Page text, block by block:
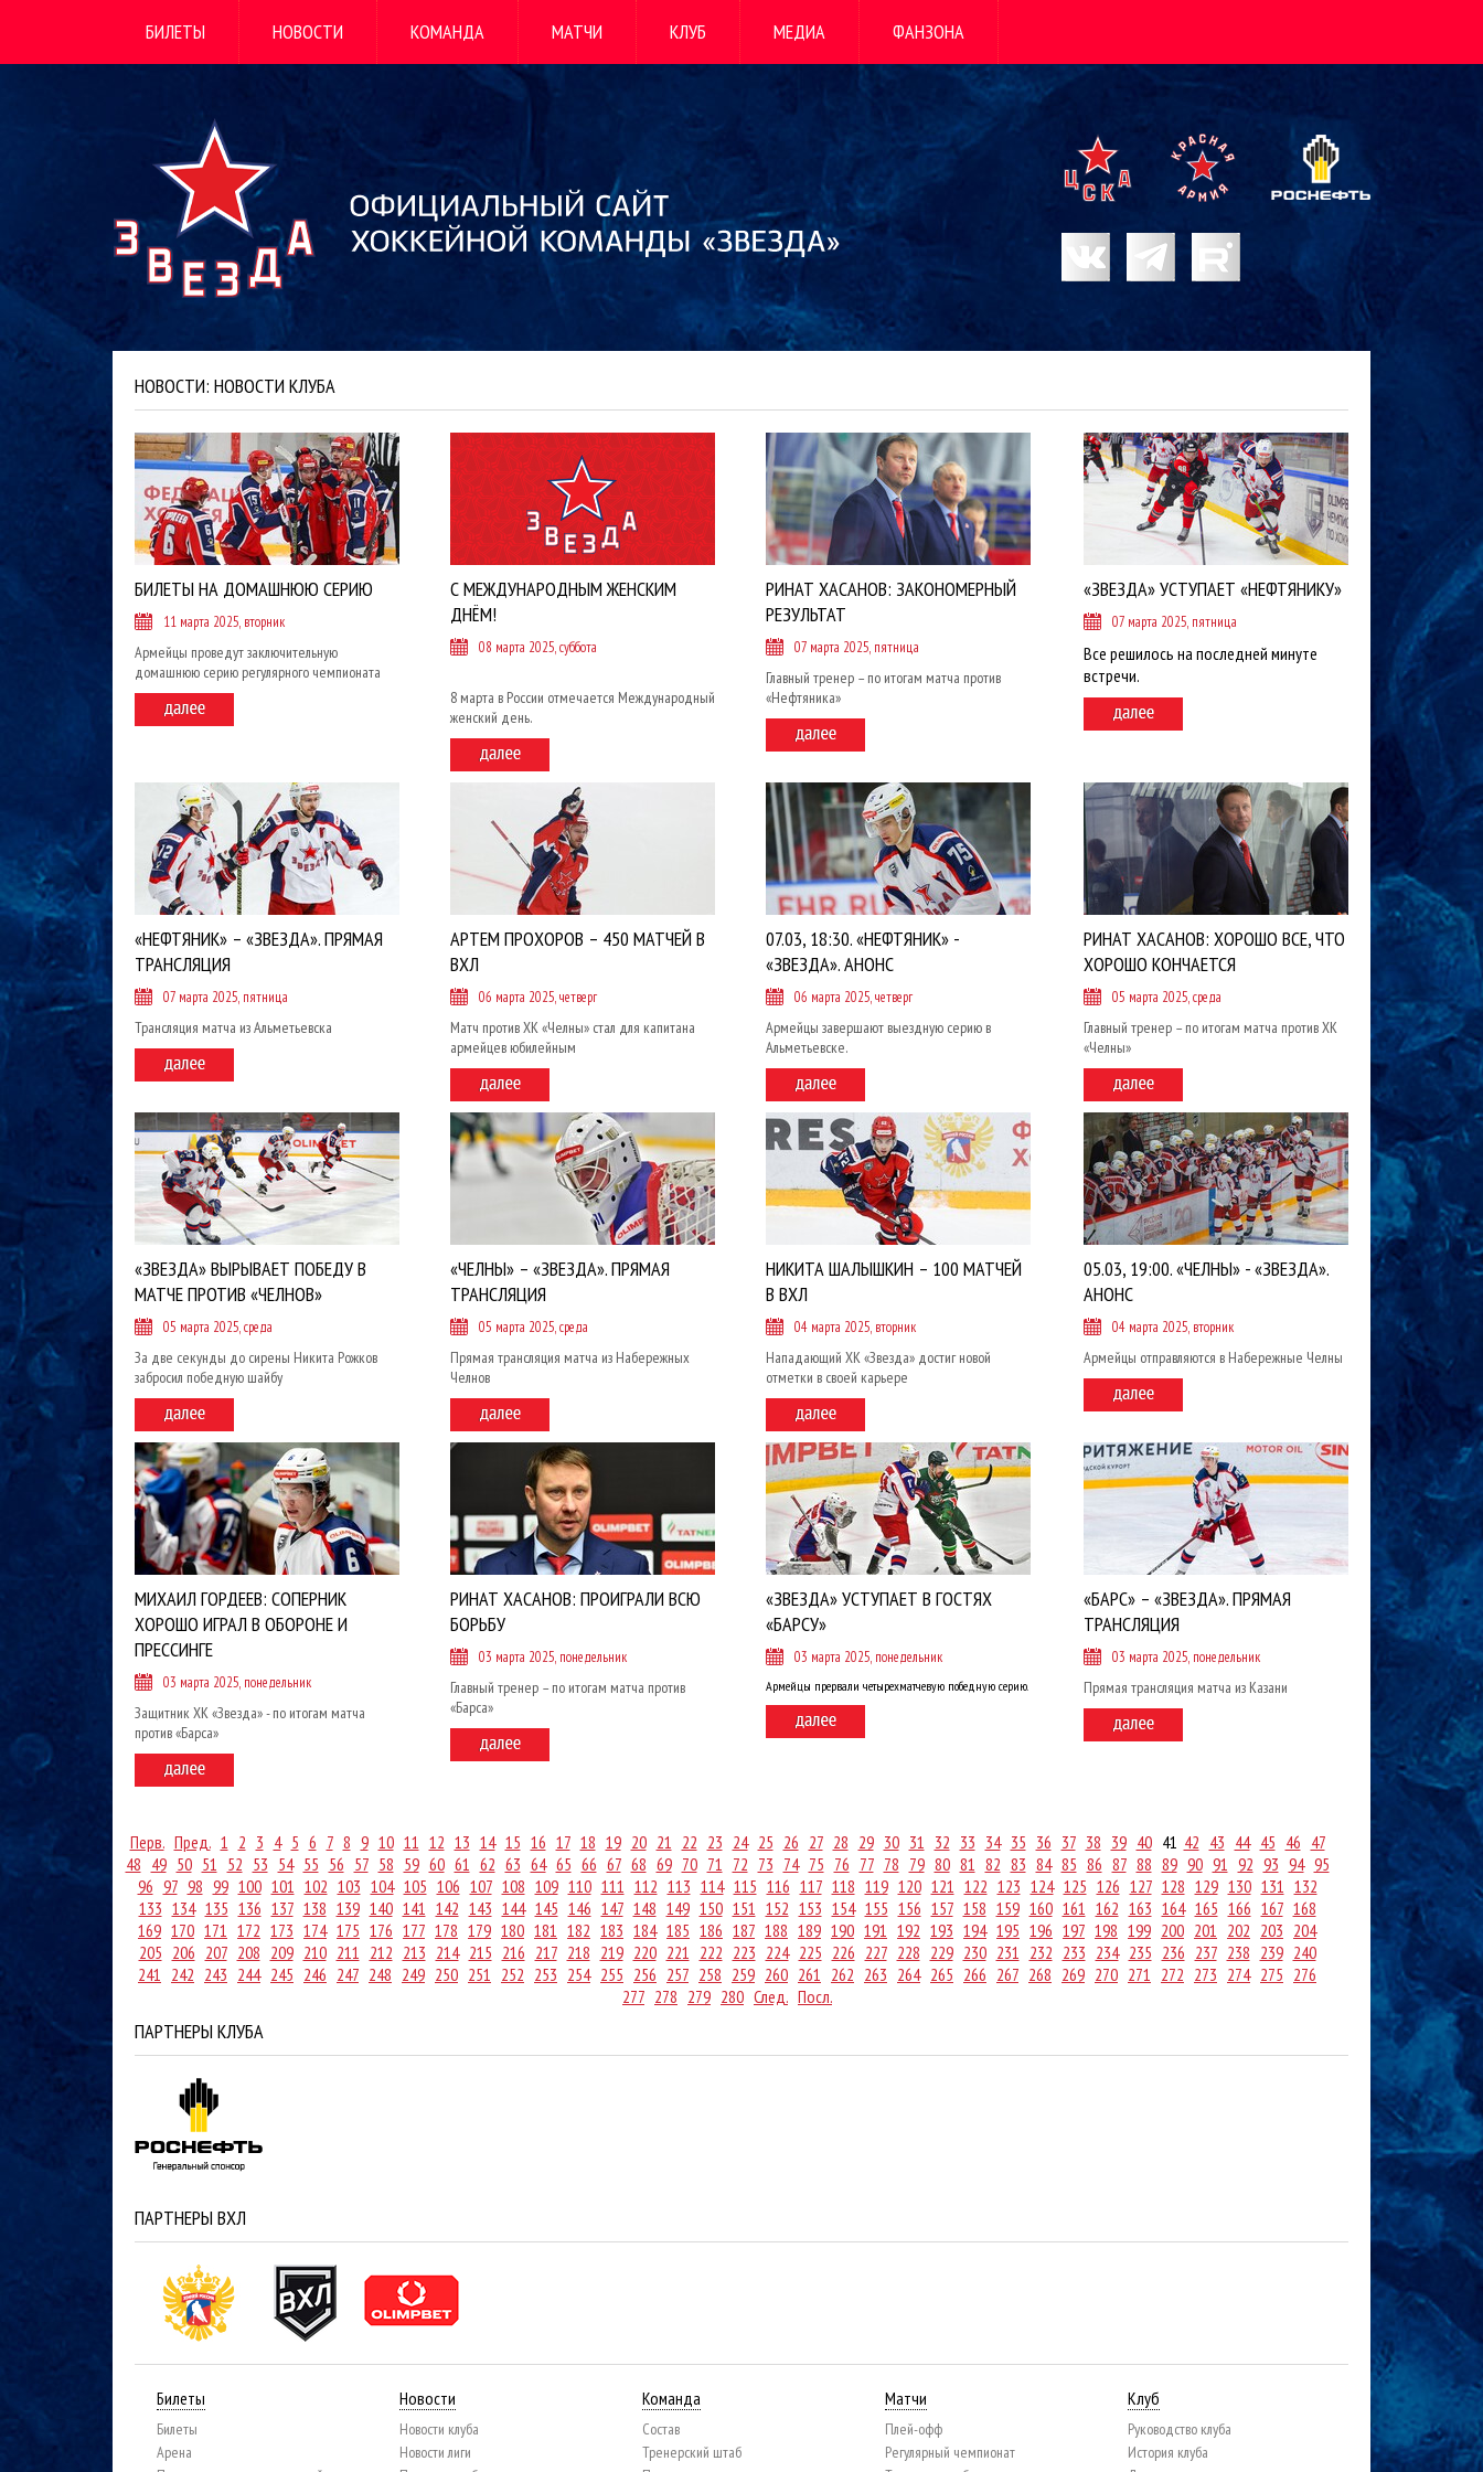
БИЛЕТЫ НОВОСТИ КОМАНДА МАТЧИ КЛУБ МЕДИА ФАНЗОНА
НОВОСТИ: НОВОСТИ КЛУБА
БИЛЕТЫ НА ДОМАШНЮЮ СЕРИЮ
11 марта 2025, вторник
Армейцы проведут заключительную
домашнюю серию регулярного чемпионата
С МЕЖДУНАРОДНЫМ ЖЕНСКИМ
ДНЁМ!
08 марта 2025, суббота
8 марта в России отмечается Международный
женский день.
РИНАТ ХАСАНОВ: ЗАКОНОМЕРНЫЙ
РЕЗУЛЬТАТ
07 марта 2025, пятница
Главный тренер – по итогам матча против
«Нефтяника»
«ЗВЕЗДА» УСТУПАЕТ «НЕФТЯНИКУ»
07 марта 2025, пятница
Все решилось на последней минуте
встречи.
«НЕФТЯНИК» – «ЗВЕЗДА». ПРЯМАЯ
ТРАНСЛЯЦИЯ
07 марта 2025, пятница
Трансляция матча из Альметьевска
АРТЕМ ПРОХОРОВ – 450 МАТЧЕЙ В
ВХЛ
06 марта 2025, четверг
Матч против ХК «Челны» стал для капитана
армейцев юбилейным
07.03, 18:30. «НЕФТЯНИК» -
«ЗВЕЗДА». АНОНС
06 марта 2025, четверг
Армейцы завершают выездную серию в
Альметьевске.
РИНАТ ХАСАНОВ: ХОРОШО ВСЕ, ЧТО
ХОРОШО КОНЧАЕТСЯ
05 марта 2025, среда
Главный тренер – по итогам матча против ХК
«Челны»
«ЗВЕЗДА» ВЫРЫВАЕТ ПОБЕДУ В
МАТЧЕ ПРОТИВ «ЧЕЛНОВ»
05 марта 2025, среда
За две секунды до сирены Никита Рожков
забросил победную шайбу
«ЧЕЛНЫ» – «ЗВЕЗДА». ПРЯМАЯ
ТРАНСЛЯЦИЯ
05 марта 2025, среда
Прямая трансляция матча из Набережных
Челнов
НИКИТА ШАЛЫШКИН – 100 МАТЧЕЙ
В ВХЛ
04 марта 2025, вторник
Нападающий ХК «Звезда» достиг новой
отметки в своей карьере
05.03, 19:00. «ЧЕЛНЫ» - «ЗВЕЗДА».
АНОНС
04 марта 2025, вторник
Армейцы отправляются в Набережные Челны
МИХАИЛ ГОРДЕЕВ: СОПЕРНИК
ХОРОШО ИГРАЛ В ОБОРОНЕ И
ПРЕССИНГЕ
03 марта 2025, понедельник
Защитник ХК «Звезда» - по итогам матча
против «Барса»
РИНАТ ХАСАНОВ: ПРОИГРАЛИ ВСЮ
БОРЬБУ
03 марта 2025, понедельник
Главный тренер – по итогам матча против
«Барса»
«ЗВЕЗДА» УСТУПАЕТ В ГОСТЯХ
«БАРСУ»
03 марта 2025, понедельник
Армейцы прервали четырехматчевую победную серию.
«БАРС» – «ЗВЕЗДА». ПРЯМАЯ
ТРАНСЛЯЦИЯ
03 марта 2025, понедельник
Прямая трансляция матча из Казани
Перв. Пред. 1 2 3 4 5 6 7 8 9 10 11 12 13 14 15 16 17 18 19 20 21 22 23 24 25 26 27 28 29 30 31 32 33 34 35 36 37 38 39 4041 42 43 44 45 46 47
48 49 50 51 52 53 54 55 56 57 58 59 60 61 62 63 64 65 66 67 68 69 70 71 72 73 74 75 76 77 78 79 80 81 82 83 84 85 86 87 88 89 90 91 92 93 94 95
96 97 98 99 100 101 102 103 104 105 106 107 108 109 110 111 112 113 114 115 116 117 118 119 120 121 122 123 124 125 126 127 128 129 130 131 132
133 134 135 136 137 138 139 140 141 142 143 144 145 146 147 148 149 150 151 152 153 154 155 156 157 158 159 160 161 162 163 164 165 166 167 168
169 170 171 172 173 174 175 176 177 178 179 180 181 182 183 184 185 186 187 188 189 190 191 192 193 194 195 196 197 198 199 200 201 202 203 204
205 206 207 208 209 210 211 212 213 214 215 216 217 218 219 220 221 222 223 224 225 226 227 228 229 230 231 232 233 234 235 236 237 238 239 240
241 242 243 244 245 246 247 248 249 250 251 252 253 254 255 256 257 258 259 260 261 262 263 264 265 266 267 268 269 270 271 272 273 274 275 276
277 278 279 280 След. Посл.
ПАРТНЕРЫ КЛУБА
ПАРТНЕРЫ ВХЛ
Билеты
Билеты
Арена
Новости
Новости клуба
Новости лиги
Команда
Состав
Тренерский штаб
Матчи
Плей-офф
Регулярный чемпионат
Клуб
Руководство клуба
История клуба